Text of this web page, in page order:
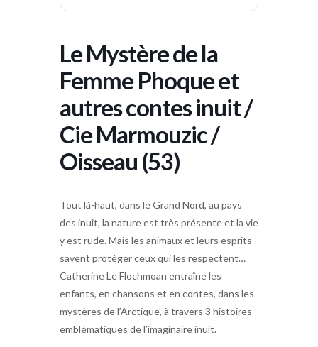
Le Mystère de la
Femme Phoque et
autres contes inuit /
Cie Marmouzic /
Oisseau (53)
Tout là-haut, dans le Grand Nord, au pays
des inuit, la nature est très présente et la vie
y est rude. Mais les animaux et leurs esprits
savent protéger ceux qui les respectent…
Catherine Le Flochmoan entraîne les
enfants, en chansons et en contes, dans les
mystères de l’Arctique, à travers 3 histoires
emblématiques de l’imaginaire inuit.